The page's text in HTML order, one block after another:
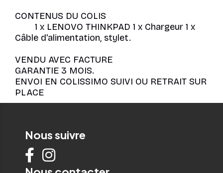
CONTENUS DU COLIS
1 x LENOVO THINKPAD 1 x Chargeur 1 x
Câble d'alimentation, stylet.
VENDU AVEC FACTURE
GARANTIE 3 MOIS.
ENVOI EN COLISSIMO SUIVI OU RETRAIT SUR
PLACE
Nous suivre
 